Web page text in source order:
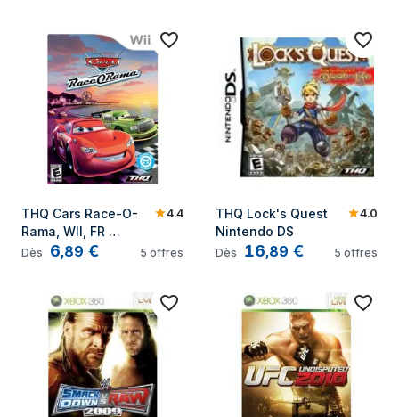
THQ Cars Race-O-
Rama, WII, FR
Français
4.4
Dès 6,89 € 5 offres
THQ Lock's Quest
Nintendo DS
4.0
Dès 16,89 € 5 offres